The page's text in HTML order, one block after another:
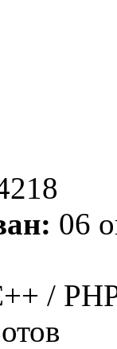
06
/